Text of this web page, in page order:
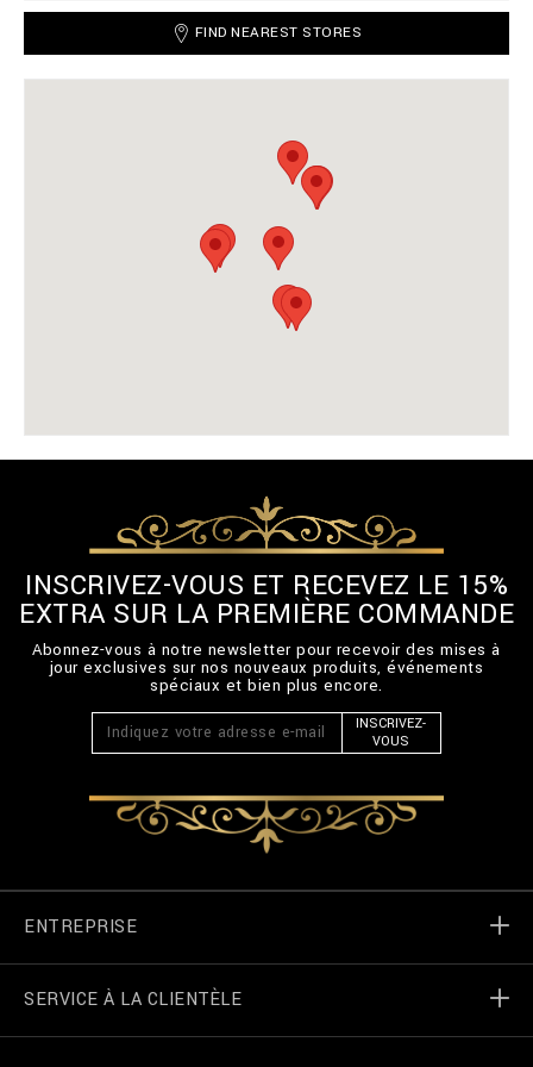
FIND NEAREST STORES
INSCRIVEZ-VOUS ET RECEVEZ LE 15%
EXTRA SUR LA PREMIÈRE COMMANDE
Abonnez-vous à notre newsletter pour recevoir des mises à
jour exclusives sur nos nouveaux produits, événements
spéciaux et bien plus encore.
INSCRIVEZ-
VOUS
ENTREPRISE
Monde de Billionaire
SERVICE À LA CLIENTÈLE